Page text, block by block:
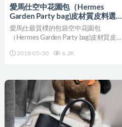
愛馬仕空中花園包（Hermes
Garden Party bag)皮材質皮料選擇
什麽皮？
愛馬仕最質樸的包袋空中花園包
（Hermes Garden Party bag)皮材質皮料
2018-05-30
6.2K